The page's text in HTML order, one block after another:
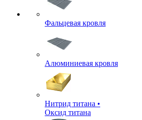
Фальцевая кровля
Алюминиевая кровля
Нитрид титана •
Оксид титана